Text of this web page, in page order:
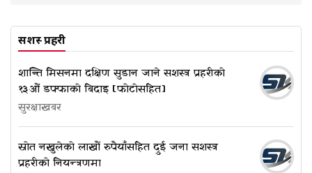
सशस्त्र प्रहरी
शान्ति मिसनमा दक्षिण सुडान जाने सशस्त्र प्रहरीको
१३औं डफ्फाको बिदाइ [फोटोसहित]
सुरक्षाखबर
स्रोत नखुलेको लाखौं रुपैयाँसहित दुई जना सशस्त्र
प्रहरीको नियन्त्रणमा